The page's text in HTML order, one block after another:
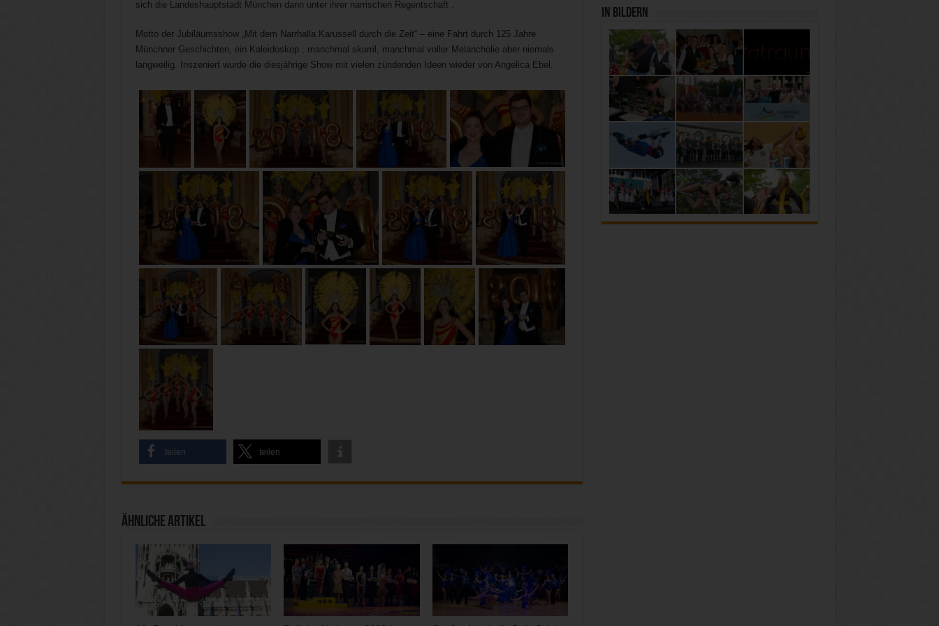
sich die Landeshauptstadt München dann unter ihrer narrischen Regentschaft .
Motto der Jubiläumsshow „Mit dem Narrhalla Karussell durch die Zeit“ – eine Fahrt durch 125 Jahre
Münchner Geschichten, ein Kaleidoskop , manchmal skurril, manchmal voller Melancholie aber niemals
langweilig. Inszeniert wurde die diesjährige Show mit vielen zündenden Ideen wieder von Angelica Ebel.
teilen teilen
Ähnliche Artikel
In Bildern